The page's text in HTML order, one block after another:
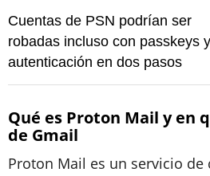
Cuentas de PSN podrían ser
robadas incluso con passkeys y
autenticación en dos pasos
Qué es Proton Mail y en
de Gmail
Proton Mail es un servicio